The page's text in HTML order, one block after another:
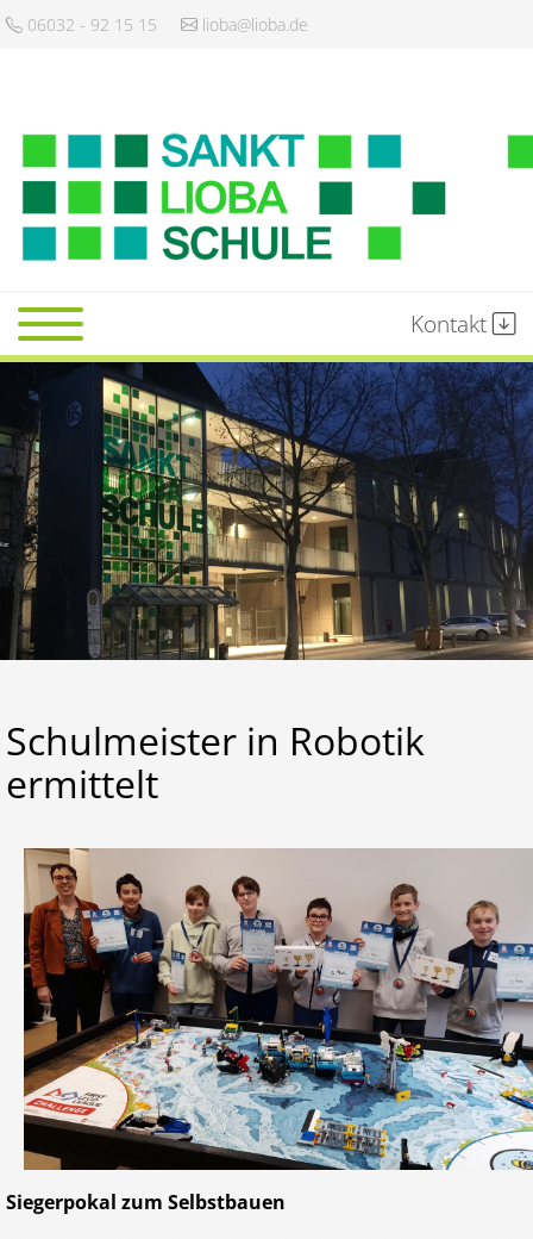
06032 - 92 15 15 lioba@lioba.de
Startseite
Schule
Gemeinschaft
Lernen
Kalender
Kontakt
Schulmeister in Robotik
ermittelt
Siegerpokal zum Selbstbauen